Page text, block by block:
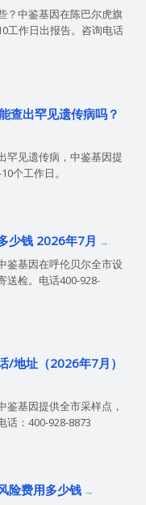
？中鉴基因在陈巴尔虎旗
工作日出报告。咨询电话
查出罕见遗传病吗？
罕见遗传病，中鉴基因提
个工作日。
少钱 2026年7月
鉴基因在呼伦贝尔全市设
送检。电话400-928-
/地址（2026年7月）
基因提供全市采样点，
话：400-928-8873
险费用多少钱